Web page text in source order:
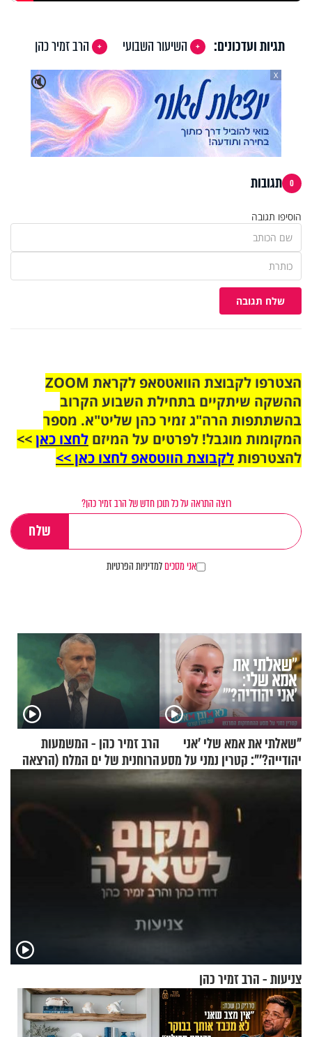
תגיות ועדכונים: השיעור השבועי
הרב זמיר כהן
🔇
X
0 תגובות
הוסיפו תגובה
שלח תגובה
הצטרפו לקבוצת הוואטסאפ לקראת ZOOM
ההשקה שיתקיים בתחילת השבוע הקרוב
בהשתתפות הרה"ג זמיר כהן שליט"א. מספר
המקומות מוגבל! לפרטים על המיזם לחצו כאן>>
להצטרפותלקבוצת הווטסאפ לחצו כאן >>
רוצה התראה על כל תוכן חדש של הרב זמיר כהן?
אני מסכיםלמדיניות הפרטיות
"שאלתי את אמא שלי 'אני
יהודייה?'": קטרין נמני על מסע
הרב זמיר כהן - המשמעות
הרוחנית של ים המלח (הרצאה
בפרסית)
צניעות - הרב זמיר כהן